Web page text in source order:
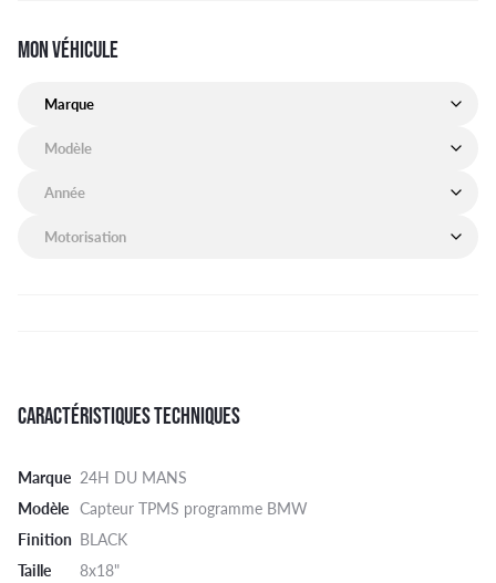
MON VÉHICULE
CARACTÉRISTIQUES TECHNIQUES
Marque 24H DU MANS
Modèle Capteur TPMS programme BMW
Finition BLACK
Taille
8x18"